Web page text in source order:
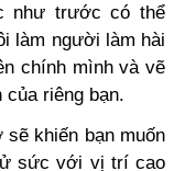
như trước có thể
làm người làm hài
chính mình và vẽ
của riêng bạn.
sẽ khiến bạn muốn
sức với vị trí cao